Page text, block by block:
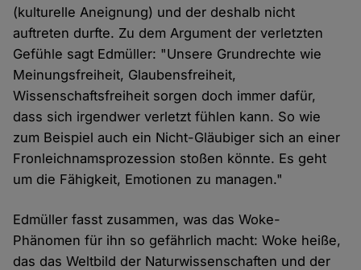
(kulturelle Aneignung) und der deshalb nicht
auftreten durfte. Zu dem Argument der verletzten
Gefühle sagt Edmüller: "Unsere Grundrechte wie
Meinungsfreiheit, Glaubensfreiheit,
Wissenschaftsfreiheit sorgen doch immer dafür,
dass sich irgendwer verletzt fühlen kann. So wie
zum Beispiel auch ein Nicht-Gläubiger sich an einer
Fronleichnamsprozession stoßen könnte. Es geht
um die Fähigkeit, Emotionen zu managen."
Edmüller fasst zusammen, was das Woke-
Phänomen für ihn so gefährlich macht: Woke heiße,
das das Weltbild der Naturwissenschaften und der